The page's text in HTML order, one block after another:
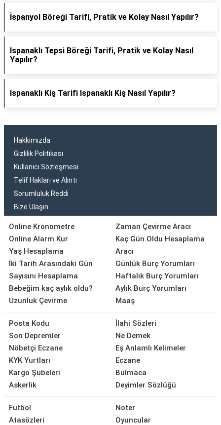
İspanyol Böreği Tarifi, Pratik ve Kolay Nasıl Yapılır?
Ispanaklı Tepsi Böreği Tarifi, Pratik ve Kolay Nasıl
Yapılır?
Ispanaklı Kiş Tarifi Ispanaklı Kiş Nasıl Yapılır?
Hakkımızda
Gizlilik Politikası
Kullanıcı Sözleşmesi
Telif Hakları ve Alıntı
Sorumluluk Reddi
Bize Ulaşın
Online Kronometre
Online Alarm Kur
Yaş Hesaplama
İki Tarih Arasındaki Gün
Sayısını Hesaplama
Bebeğim kaç aylık oldu?
Uzunluk Çevirme
Zaman Çevirme Aracı
Kaç Gün Oldu Hesaplama
Aracı
Günlük Burç Yorumları
Haftalık Burç Yorumları
Aylık Burç Yorumları
Maaş
Posta Kodu
Son Depremler
Nöbetçi Eczane
KYK Yurtları
Kargo Şubeleri
Askerlik
İlahi Sözleri
Ne Demek
Eş Anlamlı Kelimeler
Eczane
Bulmaca
Deyimler Sözlüğü
Futbol
Atasözleri
Noter
Oyuncular